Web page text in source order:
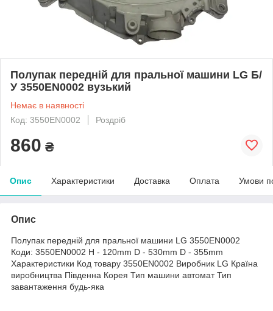
Полупак передній для пральної машини LG Б/
У 3550EN0002 вузький
Немає в наявності
Код: 3550EN0002
Роздріб
860 ₴
Опис Характеристики Доставка Оплата Умови
Опис
Полупак передній для пральної машини LG 3550EN0002
Коди: 3550EN0002 H - 120mm D - 530mm D - 355mm
Характеристики Код товару 3550EN0002 Виробник LG Країна
виробництва Південна Корея Тип машини автомат Тип
завантаження будь-яка